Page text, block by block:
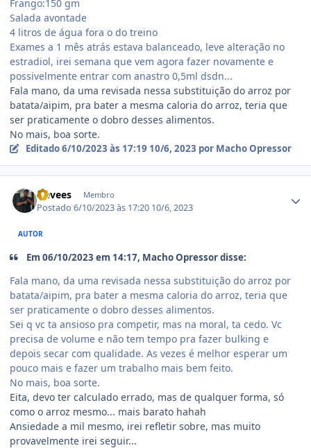
Frango:150 gm
Salada avontade
4 litros de água fora o do treino
Exames a 1 mês atrás estava balanceado, leve alteração no
estradiol, irei semana que vem agora fazer novamente e
possivelmente entrar com anastro 0,5ml dsdn...
Fala mano, da uma revisada nessa substituição do arroz por
batata/aipim, pra bater a mesma caloria do arroz, teria que
ser praticamente o dobro desses alimentos.
No mais, boa sorte.
Editado6/10/2023 às 17:19 10/6, 2023 por Macho Opressor
Nevees Membro
Postado6/10/2023 às 17:20 10/6, 2023
AUTOR
Em 06/10/2023 em 14:17, Macho Opressor disse:
Fala mano, da uma revisada nessa substituição do arroz por
batata/aipim, pra bater a mesma caloria do arroz, teria que
ser praticamente o dobro desses alimentos.
Sei q vc ta ansioso pra competir, mas na moral, ta cedo. Vc
precisa de volume e não tem tempo pra fazer bulking e
depois secar com qualidade. As vezes é melhor esperar um
pouco mais e fazer um trabalho mais bem feito.
No mais, boa sorte.
Eita, devo ter calculado errado, mas de qualquer forma, só
como o arroz mesmo... mais barato hahah
Ansiedade a mil mesmo, irei refletir sobre, mas muito
provavelmente irei seguir...